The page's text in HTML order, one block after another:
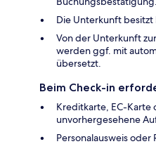
Die Unterkunft besitzt
Von der Unterkunft
werden ggf. mit
übersetzt.
Beim Check-in
Kreditkarte, EC-
unvorhergesehene
Personalausweis